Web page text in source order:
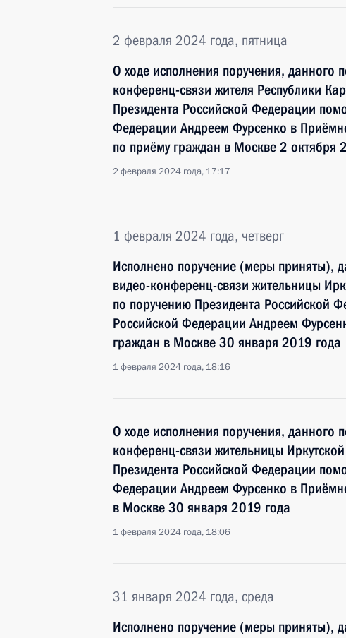
2 февраля 2024 года, пятница
О ходе исполнения поручения,
конференц-связи жителя Республики
Президента Российской Федерации
Федерации Андреем Фурсенко в
по приёму граждан в Москве 2 октября
2 февраля 2024 года, 17:17
1 февраля 2024 года, четверг
Исполнено поручение (меры приняты),
видео-конференц-связи жительницы
по поручению Президента Российской
Российской Федерации Андреем
граждан в Москве 30 января 2019 года
1 февраля 2024 года, 18:16
О ходе исполнения поручения,
конференц-связи жительницы
Президента Российской Федерации
Федерации Андреем Фурсенко в
в Москве 30 января 2019 года
1 февраля 2024 года, 18:06
31 января 2024 года, среда
Исполнено поручение (меры приняты),